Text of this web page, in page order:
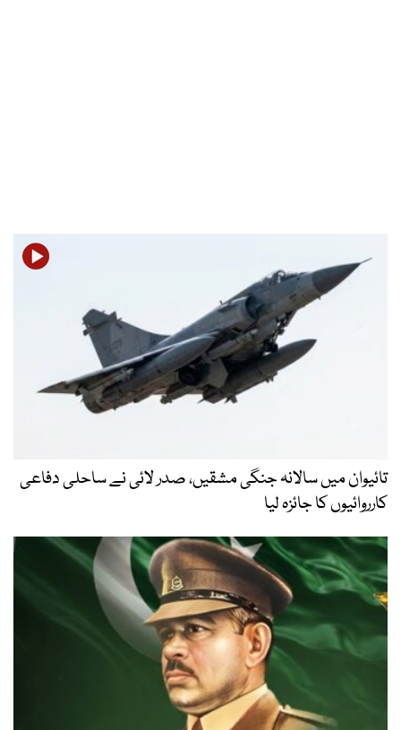
تائیوان میں سالانہ جنگی مشقیں، صدر لائی نے ساحلی دفاعی
کارروائیوں کا جائزہ لیا